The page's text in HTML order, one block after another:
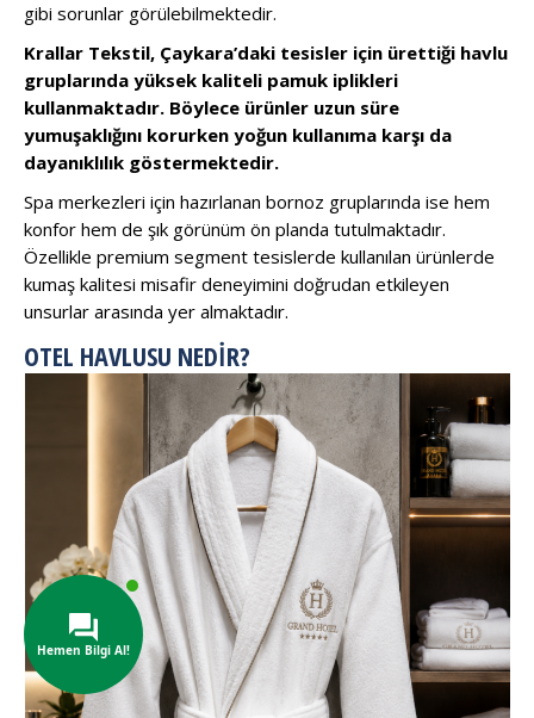
gibi sorunlar görülebilmektedir.
Krallar Tekstil, Çaykara’daki tesisler için ürettiği havlu
gruplarında yüksek kaliteli pamuk iplikleri
kullanmaktadır. Böylece ürünler uzun süre
yumuşaklığını korurken yoğun kullanıma karşı da
dayanıklılık göstermektedir.
Spa merkezleri için hazırlanan bornoz gruplarında ise hem
konfor hem de şık görünüm ön planda tutulmaktadır.
Özellikle premium segment tesislerde kullanılan ürünlerde
kumaş kalitesi misafir deneyimini doğrudan etkileyen
unsurlar arasında yer almaktadır.
OTEL HAVLUSU NEDIR?